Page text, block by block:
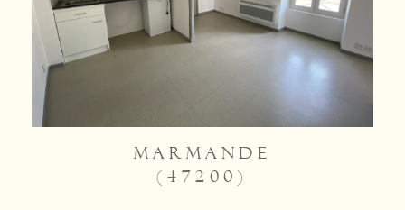
MARMANDE
(47200)